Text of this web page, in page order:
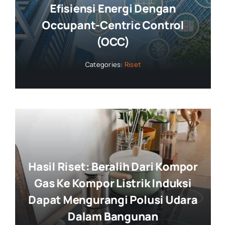
Efisiensi Energi Dengan
Occupant-Centric Control
(OCC)
Categories: Riset
Hasil Riset: Beralih Dari Kompor
Gas Ke Kompor Listrik Induksi
Dapat Mengurangi Polusi Udara
Dalam Bangunan